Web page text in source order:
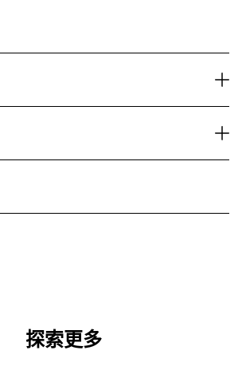
探索更多